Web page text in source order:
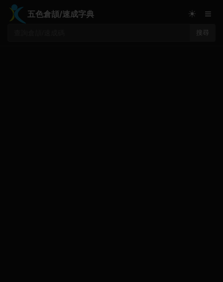
五色倉頡/速成字典
搜尋
☀ ≡